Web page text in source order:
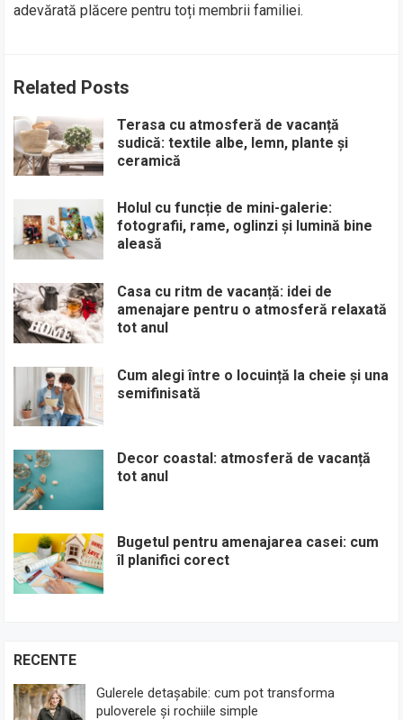
adevărată plăcere pentru toți membrii familiei.
Related Posts
Terasa cu atmosferă de vacanță
sudică: textile albe, lemn, plante și
ceramică
Holul cu funcție de mini-galerie:
fotografii, rame, oglinzi și lumină bine
aleasă
Casa cu ritm de vacanță: idei de
amenajare pentru o atmosferă relaxată
tot anul
Cum alegi între o locuință la cheie și una
semifinisată
Decor coastal: atmosferă de vacanță
tot anul
Bugetul pentru amenajarea casei: cum
îl planifici corect
RECENTE
Gulerele detașabile: cum pot transforma
puloverele și rochiile simple